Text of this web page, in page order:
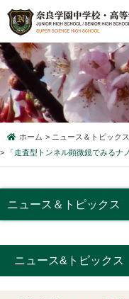
ホーム
ニュース＆トピックス
「走査型トンネル顕微鏡でみるナ
ニュース＆トピックス
ニュース&トピックス